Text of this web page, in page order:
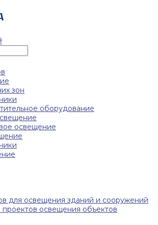
зон
оборудование
освещение
для освещения зданий и сооружений
проектов освещения объектов